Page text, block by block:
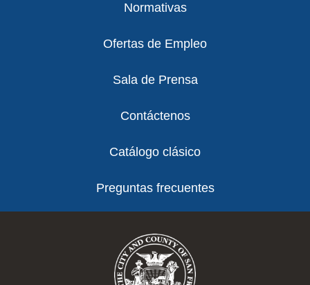
Normativas
Ofertas de Empleo
Sala de Prensa
Contáctenos
Catálogo clásico
Preguntas frecuentes